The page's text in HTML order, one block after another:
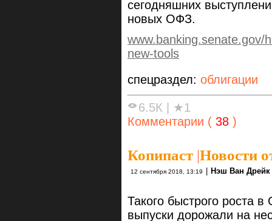
сегодняшних
новых ОФЗ.
www.banking.senate.gov/
new-tools
спецраздел: облигации
6.5К | ★1
Комментарии ( 38 )
Копипаст |Новости
12 сентября 2018, 13:19 | Нэш Ван Дрейк
Такого быстрого роста
выпуски дорожали на